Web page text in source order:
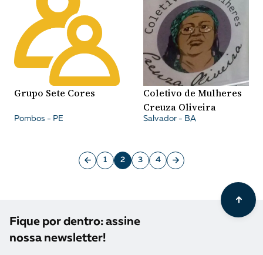
Grupo Sete Cores
Pombos - PE
Coletivo de Mulheres
Creuza Oliveira
Salvador - BA
1 2 3 4
Fique por dentro: assine
nossa newsletter!